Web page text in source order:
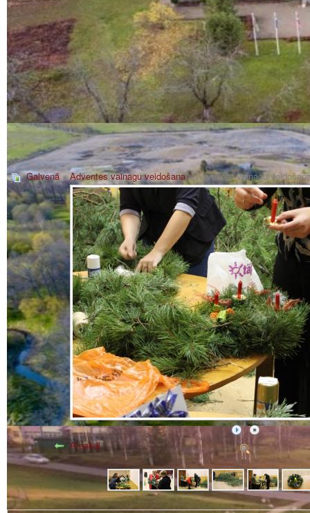
Galvenā»Adventes vainagu veidošana» Adventes vainagu
Atpakaļ